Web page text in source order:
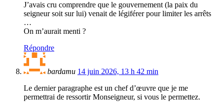
J’avais cru comprendre que le gouvernement (la paix du
seigneur soit sur lui) venait de légiférer pour limiter les arrêts
…
On m’aurait menti ?
Répondre
bardamu 14 juin 2026, 13 h 42 min
Le dernier paragraphe est un chef d’œuvre que je me
permettrai de ressortir Monseigneur, si vous le permettez.